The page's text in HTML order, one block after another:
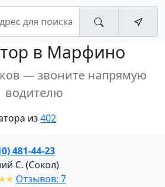
в Марфино
— звоните напрямую
водителю
из 402
481-44-23
С. (Сокол)
Отзывов: 7